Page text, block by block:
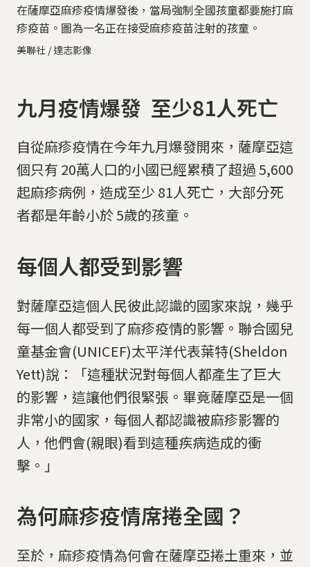
在薩摩亞麻疹疫情爆發後，當局強制全國孩童都要施打麻
疹疫苗。圖為一名正在接受麻疹疫苗注射的孩童。
美聯社 / 達志影像
九月疫情爆發 至少81人死亡
自從麻疹疫情在今年九月爆發開來，薩摩亞這
個只有 20萬人口的小國已經累積了超過 5,600
起麻疹病例，造成至少 81人死亡，大部分死
者都是年齡小於 5歲的孩童。
每個人都受到影響
對薩摩亞這個人民彼此認識的國家來說，幾乎
每一個人都受到了麻疹疫情的影響。聯合國兒
童基金會(UNICEF)太平洋代表葉特(Sheldon
Yett)說：「這種狀況對每個人都產生了巨大
的影響，這讓他們很緊張。畢竟薩摩亞是一個
非常小的國家，每個人都認識被麻疹影響的
人，他們會(親眼)看到這種疾病造成的衝
擊。」
為何麻疹疫情席捲全國？
至於，麻疹疫情為何會在薩摩亞捲土重來，並